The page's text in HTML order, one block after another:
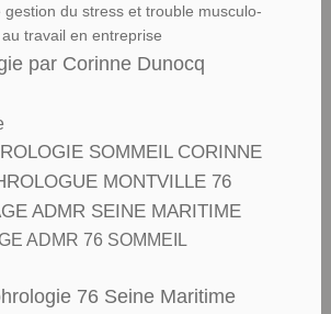
du stress et trouble musculo-
travail en entreprise
par Corinne Dunocq
SOMMEIL CORINNE
MONTVILLE 76
ADMR SEINE MARITIME
ADMR 76 SOMMEIL
76 Seine Maritime